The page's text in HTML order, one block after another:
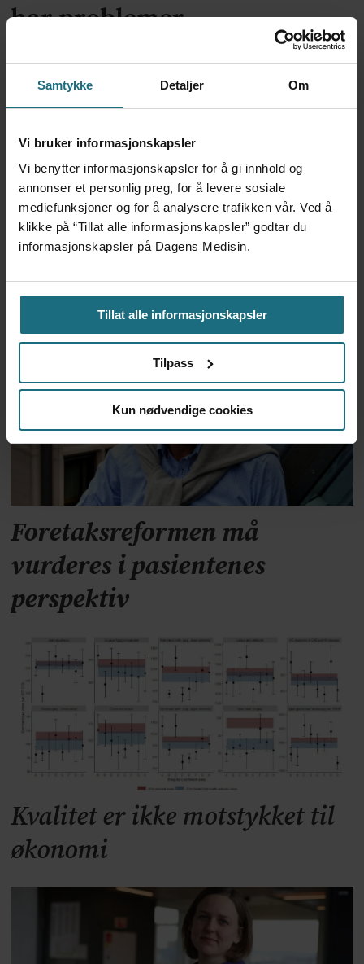
Samtykke Detaljer Om
Vi bruker informasjonskapsler
Vi benytter informasjonskapsler for å gi innhold og
annonser et personlig preg, for å levere sosiale
mediefunksjoner og for å analysere trafikken vår. Ved å
klikke på “Tillat alle informasjonskapsler” godtar du
informasjonskapsler på Dagens Medisin.
Tillat alle informasjonskapsler
Tilpass
Kun nødvendige cookies
har problemer
Kliniske studier kommer ikke
forskning
Foretaksreformen må
vurderes i pasientenes
perspektiv
Kvalitet er ikke motstykket til
økonomi